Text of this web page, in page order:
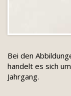
Bei den
handelt es sich
Jahrgang.